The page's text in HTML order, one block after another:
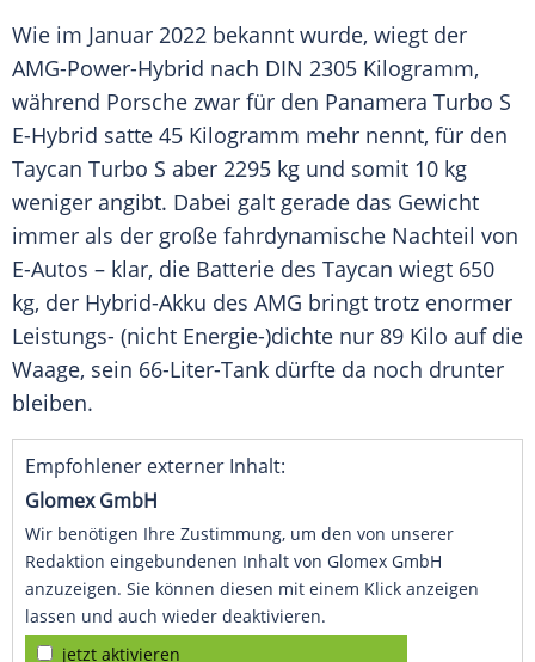
Wie im Januar 2022 bekannt wurde, wiegt der
AMG-Power-Hybrid nach DIN 2305 Kilogramm,
während Porsche zwar für den Panamera Turbo S
E-Hybrid satte 45 Kilogramm mehr nennt, für den
Taycan Turbo S aber 2295 kg und somit 10 kg
weniger angibt. Dabei galt gerade das Gewicht
immer als der große fahrdynamische Nachteil von
E-Autos – klar, die Batterie des Taycan wiegt 650
kg, der Hybrid-Akku des AMG bringt trotz enormer
Leistungs- (nicht Energie-)dichte nur 89 Kilo auf die
Waage, sein 66-Liter-Tank dürfte da noch drunter
bleiben.
Empfohlener externer Inhalt:
Glomex GmbH
Wir benötigen Ihre Zustimmung, um den von unserer
Redaktion eingebundenen Inhalt von Glomex GmbH
anzuzeigen. Sie können diesen mit einem Klick anzeigen
lassen und auch wieder deaktivieren.
jetzt aktivieren